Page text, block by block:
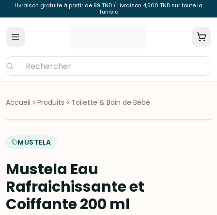
Livraison gratuite à partir de 99 TND / Livraison 4,500 TND sur toute la
Tunisie
Accueil Produits Toilette & Bain de Bébé
MUSTELA
Mustela Eau
Rafraichissante et
Coiffante 200 ml